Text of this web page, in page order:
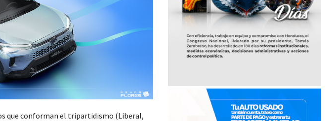
que conforman el tripartidismo (Liberal,